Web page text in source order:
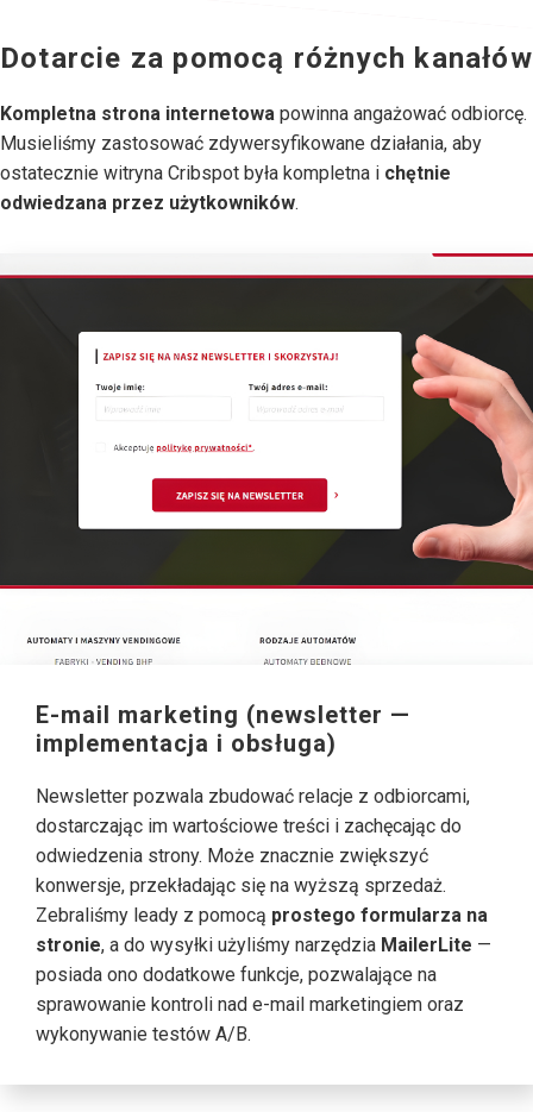
Dotarcie za pomocą różnych kanałów
Kompletna strona internetowa powinna angażować odbiorcę.
Musieliśmy zastosować zdywersyfikowane działania, aby
ostatecznie witryna Cribspot była kompletna i chętnie
odwiedzana przez użytkowników.
E-mail marketing (newsletter —
implementacja i obsługa)
Newsletter pozwala zbudować relacje z odbiorcami,
dostarczając im wartościowe treści i zachęcając do
odwiedzenia strony. Może znacznie zwiększyć
konwersje, przekładając się na wyższą sprzedaż.
Zebraliśmy leady z pomocą prostego formularza na
stronie, a do wysyłki użyliśmy narzędzia MailerLite —
posiada ono dodatkowe funkcje, pozwalające na
sprawowanie kontroli nad e-mail marketingiem oraz
wykonywanie testów A/B.